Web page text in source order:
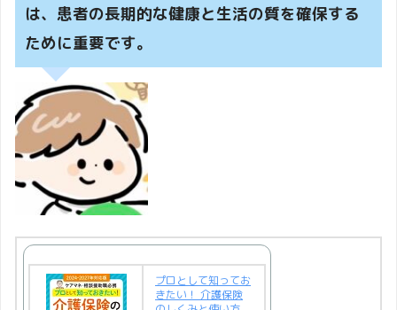
は、患者の長期的な健康と生活の質を確保する
ために重要です。
プロとして知ってお
きたい！ 介護保険